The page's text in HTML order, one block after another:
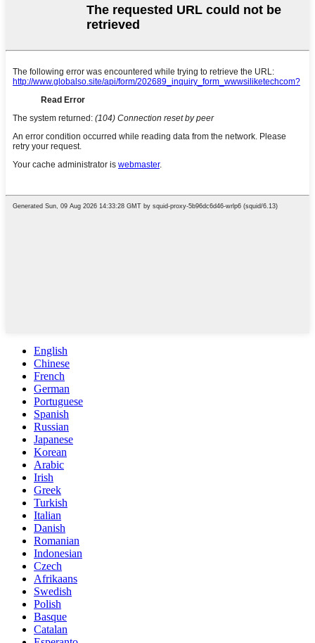
English
Chinese
French
German
Portuguese
Spanish
Russian
Japanese
Korean
Arabic
Irish
Greek
Turkish
Italian
Danish
Romanian
Indonesian
Czech
Afrikaans
Swedish
Polish
Basque
Catalan